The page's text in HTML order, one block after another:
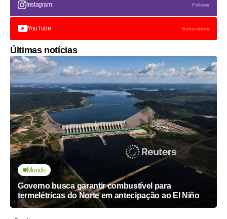
Instagram Follows
YouTube Subscribers
Últimas notícias
Mundo
Governo busca garantir combustível para
termelétricas do Norte em antecipação ao El Niño